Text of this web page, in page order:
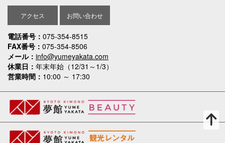
電話番号
075-354-8515
FAX番号
075-354-8506
メール
info@yumeyakata.com
休業日
年末年始（12/31～1/3）
営業時間
10:00 ～ 17:30
アクセス お問い合わせ